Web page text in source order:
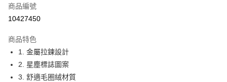
Apple Pay
悠遊付
大哥付你分期
相關說明
商品編號
10427450
商品特色
1. 金屬拉鍊設計
2. 星塵標誌圖案
3. 舒適毛圈絨材質